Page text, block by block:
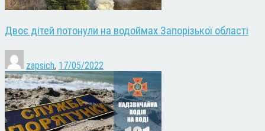
Двоє дітей потонули на водоймах Запорізької області
zapsich, 17/05/2022